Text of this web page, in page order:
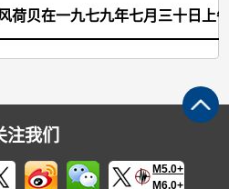
荷贝在一九七九年七月三十日上
注我们
M5.0+
M6.0+